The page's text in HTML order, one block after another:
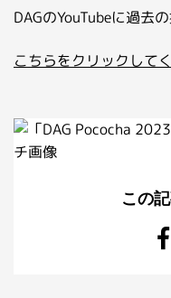
DAGのYouTubeに過去
こちらをクリックして
この